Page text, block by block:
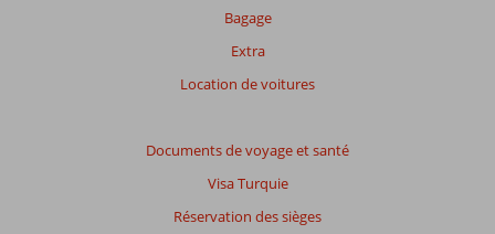
Bagage
Extra
Location de voitures
Documents de voyage et santé
Visa Turquie
Réservation des sièges